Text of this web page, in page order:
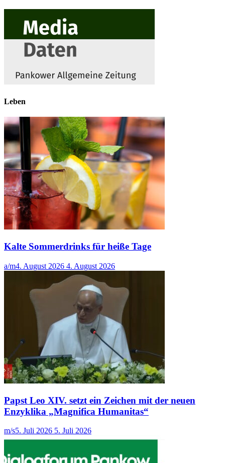
Leben
Kalte Sommerdrinks für heiße Tage
a/m4. August 2026 4. August 2026
Papst Leo XIV. setzt ein Zeichen mit der neuen
Enzyklika „Magnifica Humanitas“
m/s5. Juli 2026 5. Juli 2026